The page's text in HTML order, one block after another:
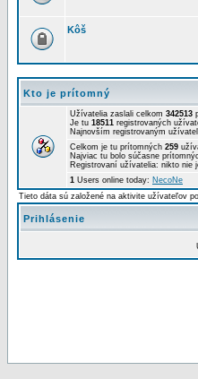
Kôš
Kto je prítomný
Užívatelia zaslali celkom 342513
Je tu 18511 registrovaných
Najnovším registrovaným
Celkom je tu prítomných 259
Najviac tu bolo súčasne
Registrovaní užívatelia: nikto nie
1 Users online today: NecoNe
Tieto dáta sú založené na aktivite užívateľov
Prihlásenie